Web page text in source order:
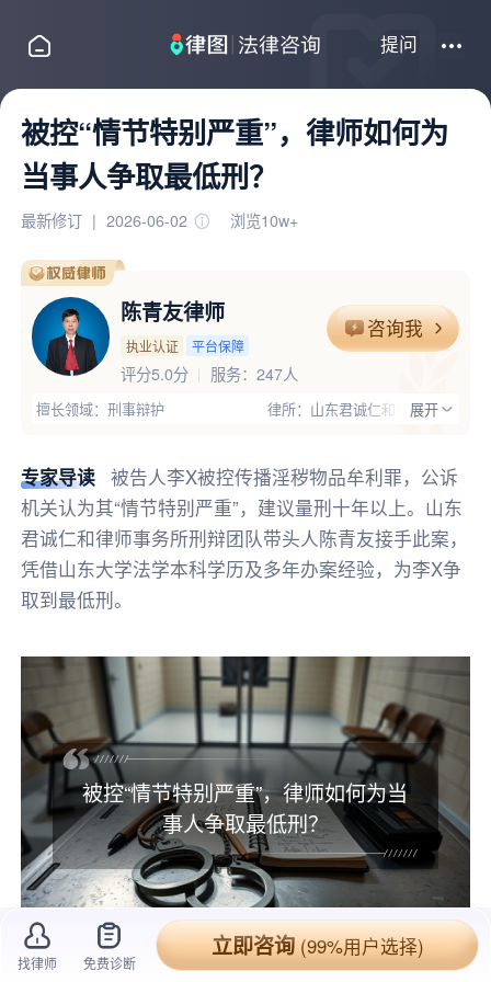
提问
被控“情节特别严重”，律师如何为
当事人争取最低刑？
最新修订 | 2026-06-02 浏览10w+
陈青友律师
执业认证 平台保障
咨询我
评分5.0分 服务： 247人
擅长领域：刑事辩护
律所：山东君诚仁和律师事务所
展开
专家导读
被告人李X被控传播淫秽物品牟利罪，公诉
机关认为其“情节特别严重”，建议量刑十年以上。山东
君诚仁和律师事务所刑辩团队带头人陈青友接手此案，
凭借山东大学法学本科学历及多年办案经验，为李X争
取到最低刑。
被控“情节特别严重”，律师如何为当
事人争取最低刑？
找律师 免费诊断
立即咨询(99%用户选择)